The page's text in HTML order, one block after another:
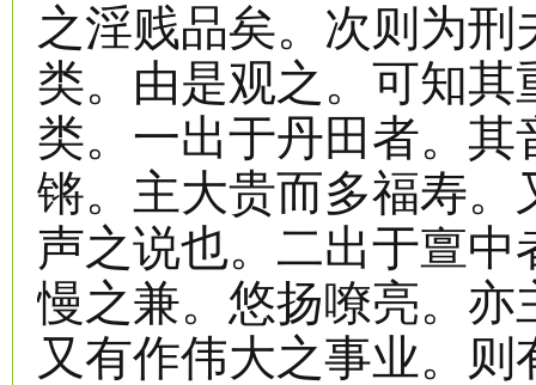
之淫贱品矣。次则为
类。由是观之。可知
类。一出于丹田者。
锵。主大贵而多福寿
声之说也。二出于亶
慢之兼。悠扬嘹亮。
又有作伟大之事业。